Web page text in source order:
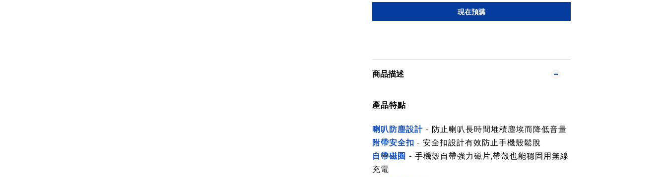
現在預購
商品描述
產品特點
喇叭防塵設計 - 防止喇叭長時間堆積塵埃而降低音量
附帶安全扣 - 安全扣設計有效防止手機殼鬆脫
自帶磁圈 - 手機殼自帶強力磁片,帶殼也能穩固用無線
充電